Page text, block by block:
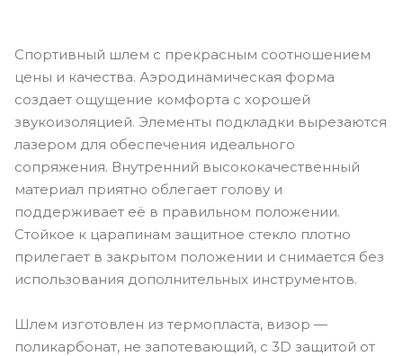
Спортивный шлем с прекрасным соотношением
цены и качества. Аэродинамическая форма
создает ощущение комфорта с хорошей
звукоизоляцией. Элементы подкладки вырезаются
лазером для обеспечения идеального
сопряжения. Внутренний высококачественный
материал приятно облегает голову и
поддерживает её в правильном положении.
Стойкое к царапинам защитное стекло плотно
прилегает в закрытом положении и снимается без
использования дополнительных инструментов.
Шлем изготовлен из термопласта, визор —
поликарбонат, не запотевающий, с 3D защитой от